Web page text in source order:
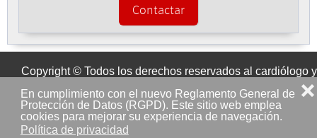
En cumplimiento con el nuevo Reglamento General de
Protección de Datos (RGPD). Este sitio web emplea
cookies para mejorar su experiencia de navegación.
Política de privacidad
❌
Contactar
Copyright © Todos los derechos reservados al cardiólogo y
médico de familia Dr. Juan José Gómez Doblas (Málaga).